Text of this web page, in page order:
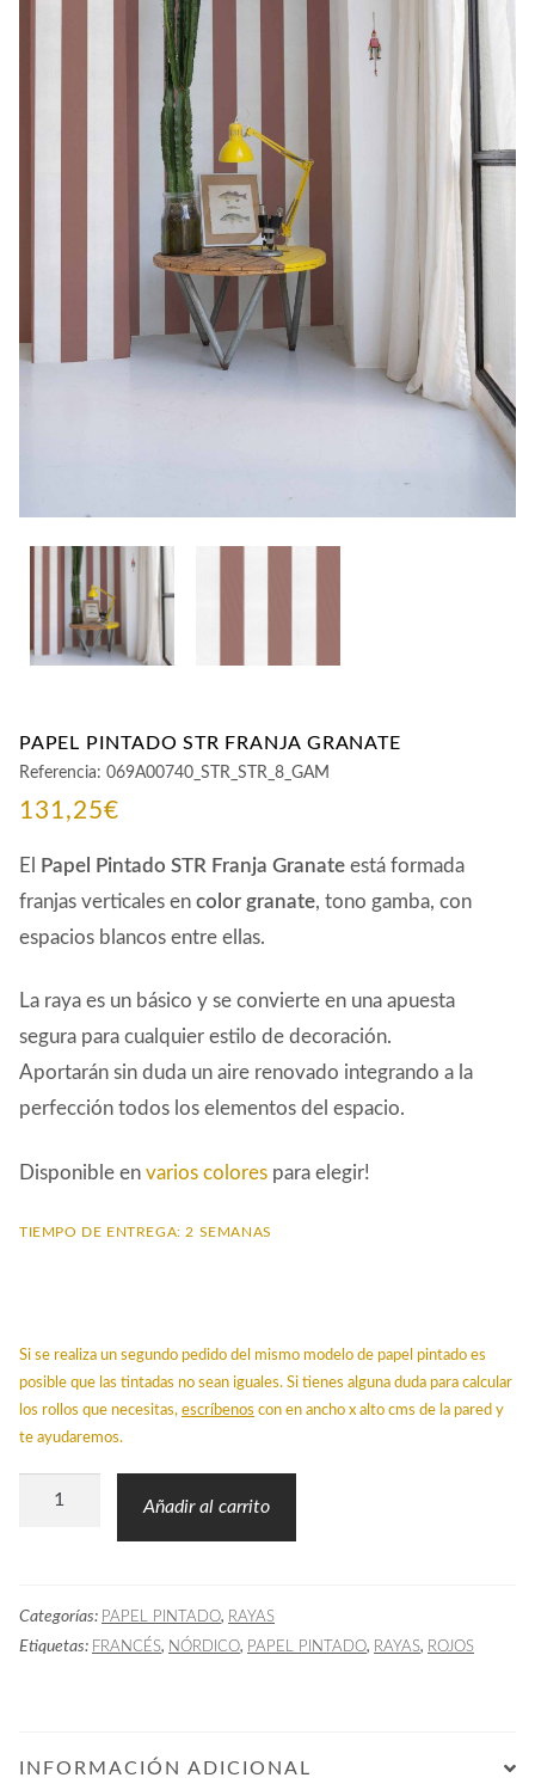
PAPEL PINTADO STR FRANJA GRANATE
Referencia: 069A00740_STR_STR_8_GAM
131,25€
El Papel Pintado STR Franja Granate está formada
franjas verticales en color granate, tono gamba, con
espacios blancos entre ellas.
La raya es un básico y se convierte en una apuesta
segura para cualquier estilo de decoración.
Aportarán sin duda un aire renovado integrando a la
perfección todos los elementos del espacio.
Disponible en varios colores para elegir!
TIEMPO DE ENTREGA: 2 SEMANAS
Si se realiza un segundo pedido del mismo modelo de papel pintado es
posible que las tintadas no sean iguales. Si tienes alguna duda para calcular
los rollos que necesitas, escríbenos con en ancho x alto cms de la pared y
te ayudaremos.
Papel
Granate
cantidad
Añadir al carrito
Categorías: PAPEL PINTADO, RAYAS
Etiquetas: FRANCÉS, NÓRDICO, PAPEL PINTADO, RAYAS, ROJOS
INFORMACIÓN ADICIONAL